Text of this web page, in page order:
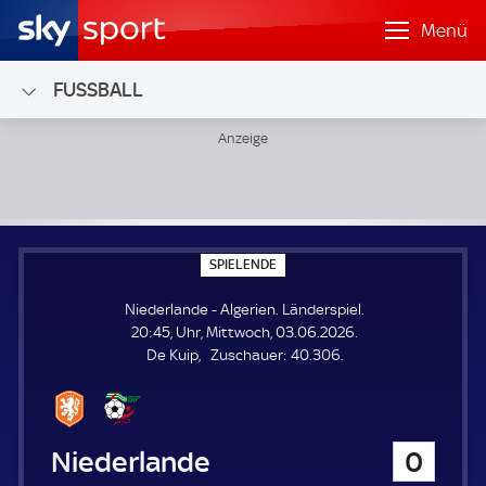
Menü
FUSSBALL
SPIELENDE
P
L
E
N
Niederlande - Algerien. Länderspiel.
20:45, Uhr, Mittwoch, 03.06.2026.
De Kuip
Zuschauer: Z
40.306.
Niederlande
0